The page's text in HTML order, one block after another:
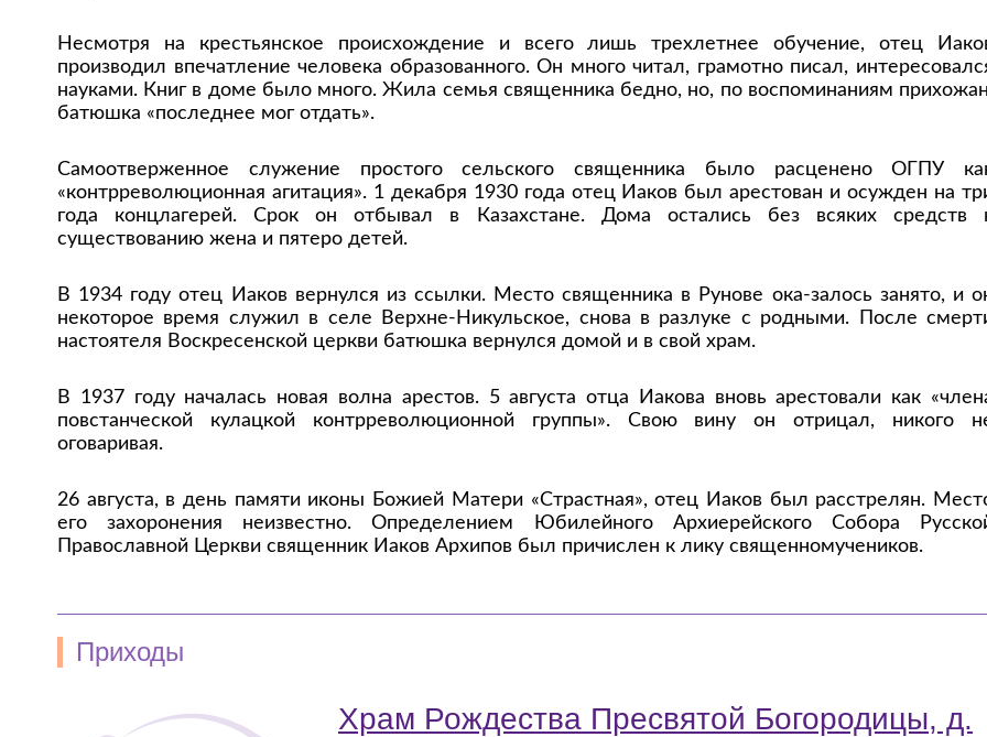
Несмотря на крестьянское происхождение и всего лишь трехлетнее обучение, отец
производил впечатление человека образованного. Он много читал, грамотно писал,
науками. Книг в доме было много. Жила семья священника бедно, но, по воспоминаниям
батюшка «последнее мог отдать».
Самоотверженное служение простого сельского священника было расценено ОГПУ
«контрреволюционная агитация». 1 декабря 1930 года отец Иаков был арестован и осужден на
года концлагерей. Срок он отбывал в Казахстане. Дома остались без всяких средств
существованию жена и пятеро детей.
В 1934 году отец Иаков вернулся из ссылки. Место священника в Рунове ока-залось занято, и
некоторое время служил в селе Верхне-Никульское, снова в разлуке с родными. После
настоятеля Воскресенской церкви батюшка вернулся домой и в свой храм.
В 1937 году началась новая волна арестов. 5 августа отца Иакова вновь арестовали как
повстанческой кулацкой контрреволюционной группы». Свою вину он отрицал, никого
оговаривая.
26 августа, в день памяти иконы Божией Матери «Страстная», отец Иаков был расстрелян.
его захоронения неизвестно. Определением Юбилейного Архиерейского Собора
Православной Церкви священник Иаков Архипов был причислен к лику священномучеников.
Приходы
Храм Рождества Пресвятой Богородицы, д.